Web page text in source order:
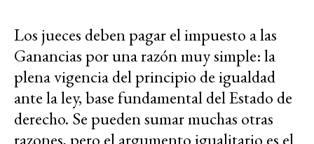
Los jueces deben pagar el impuesto a las
Ganancias por una razón muy simple: la
plena vigencia del principio de igualdad
ante la ley, base fundamental del Estado de
derecho. Se pueden sumar muchas otras
razones, pero el argumento igualitario es el